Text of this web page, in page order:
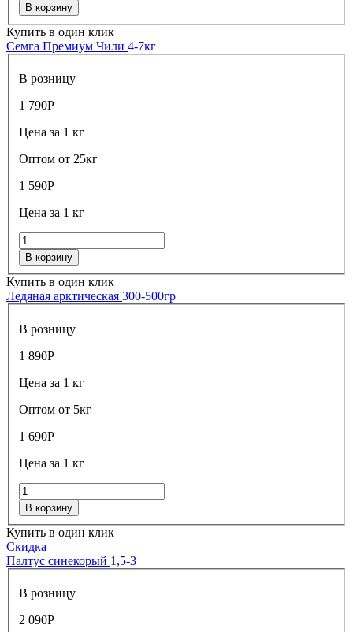
В корзину
Купить в один клик
Семга Премиум Чили 4-7кг
В розницу
1 790Р
Цена за 1 кг
Оптом от 25кг
1 590Р
Цена за 1 кг
В корзину
Купить в один клик
Ледяная арктическая 300-500гр
В розницу
1 890Р
Цена за 1 кг
Оптом от 5кг
1 690Р
Цена за 1 кг
В корзину
Купить в один клик
Скидка
Палтус синекорый 1,5-3
В розницу
2 090Р